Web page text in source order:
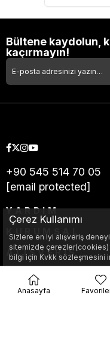
Bültene kaydolun,
kaçırmayın!
+90 545 514 70 05
[email protected]
YARDIM
ALIŞVERİŞ
Çerez Kullanımı
Sizlere en iyi alışveriş
sitemizde çerezler(cookies)
bilgi için Kvkk sözleşmesini
Anasayfa